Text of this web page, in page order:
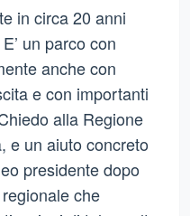
in circa 20 anni
un parco con
anche con
e con importanti
alla Regione
e un aiuto concreto
presidente dopo
che